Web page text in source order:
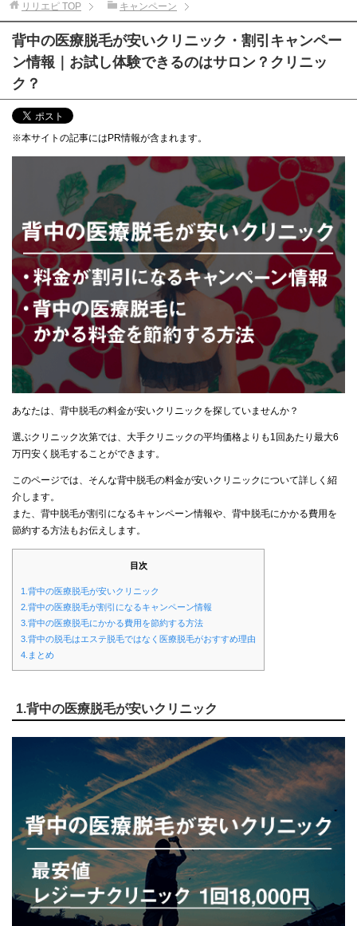
リリエピ TOP キャンペーン
背中の医療脱毛が安いクリニック・割引キャンペー
ン情報｜お試し体験できるのはサロン？クリニッ
ク？
※本サイトの記事にはPR情報が含まれます。
あなたは、背中脱毛の料金が安いクリニックを探していませんか？
選ぶクリニック次第では、大手クリニックの平均価格よりも1回あたり最大6
万円安く脱毛することができます。
このページでは、そんな背中脱毛の料金が安いクリニックについて詳しく紹
介します。
また、背中脱毛が割引になるキャンペーン情報や、背中脱毛にかかる費用を
節約する方法もお伝えします。
目次
1.背中の医療脱毛が安いクリニック
2.背中の医療脱毛が割引になるキャンペーン情報
3.背中の医療脱毛にかかる費用を節約する方法
3.背中の脱毛はエステ脱毛ではなく医療脱毛がおすすめ理由
4.まとめ
1.背中の医療脱毛が安いクリニック